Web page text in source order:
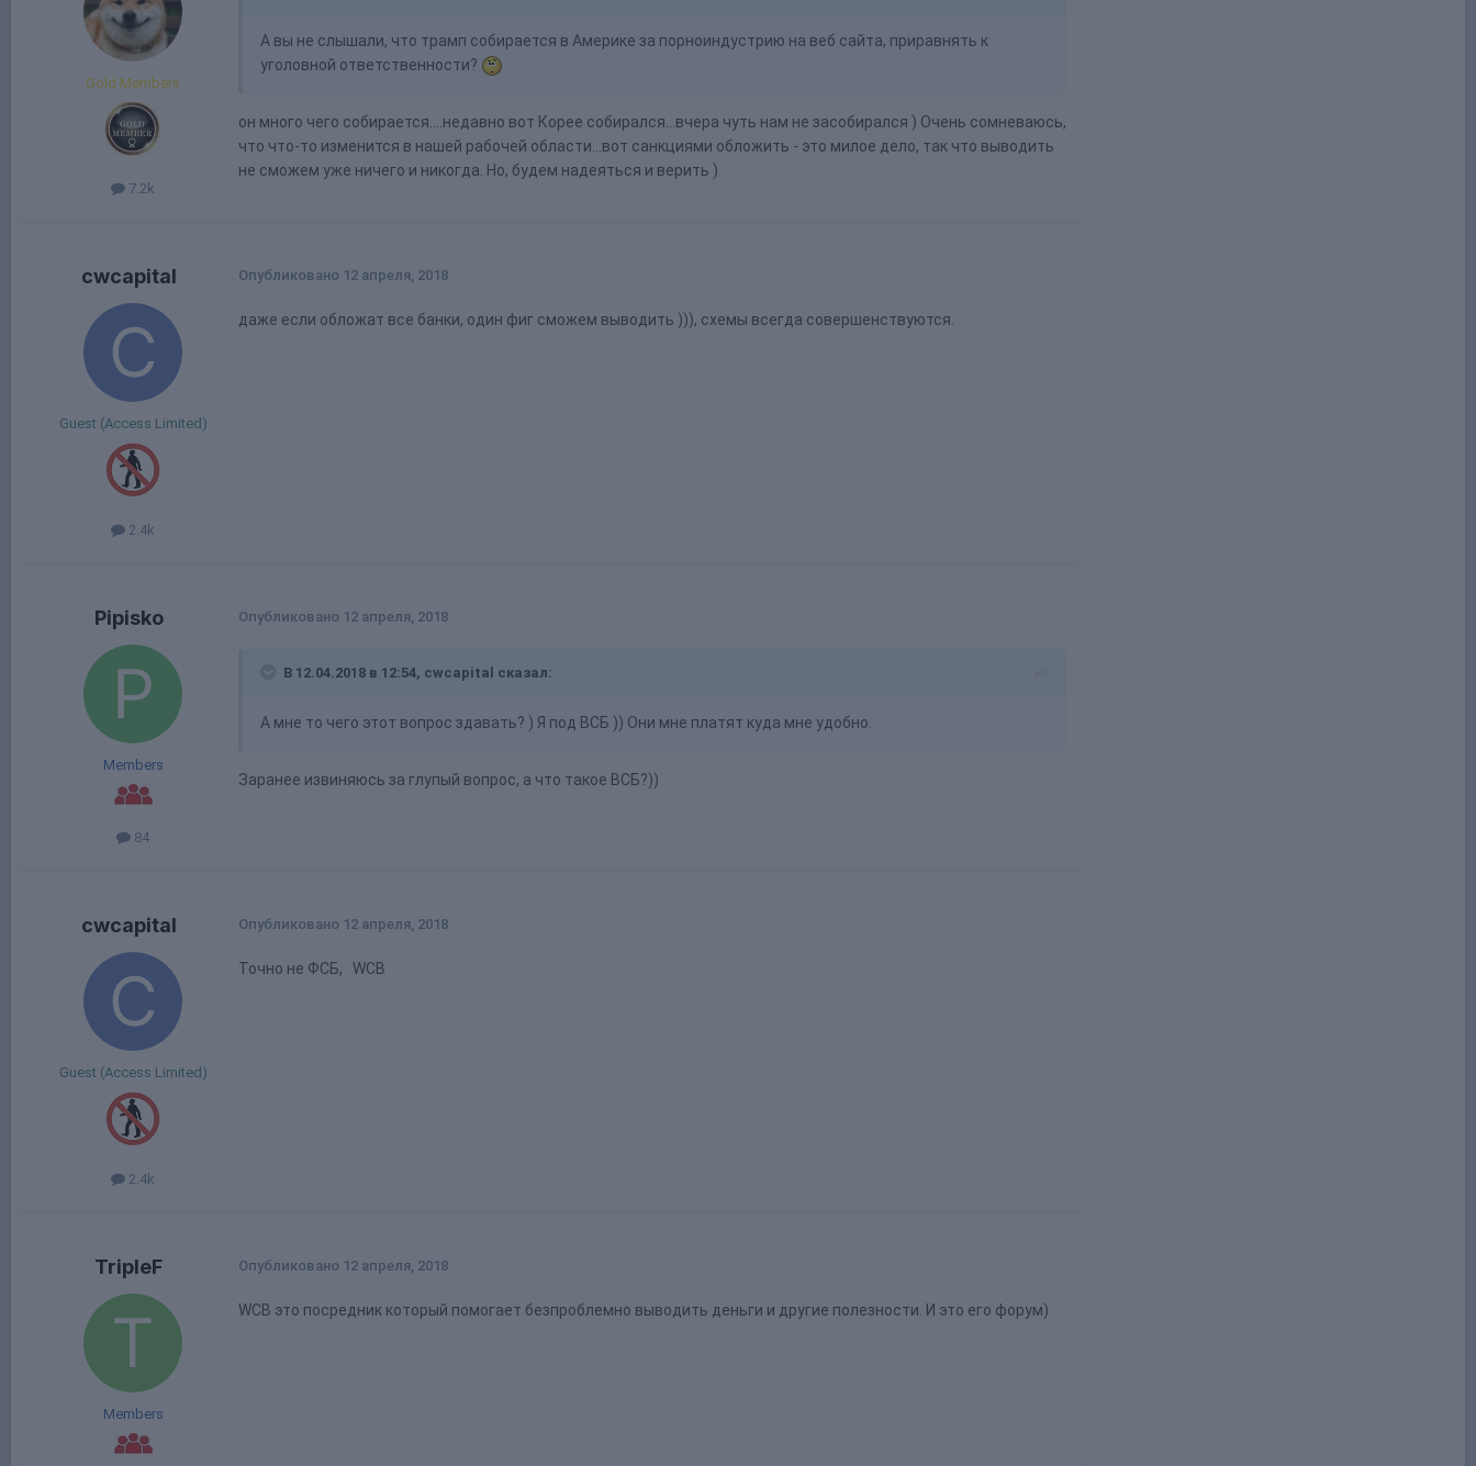
Gold Members
7.2k
А вы не слышали, что трамп собирается в Америке за порноиндустрию на веб сайта, приравнять к
уголовной ответственности?
он много чего собирается....недавно вот Корее собирался...вчера чуть нам не засобирался ) Очень сомневаюсь,
что что-то изменится в нашей рабочей области...вот санкциями обложить - это милое дело, так что выводить
не сможем уже ничего и никогда. Но, будем надеяться и верить )
cwcapital
Guest (Access Limited)
2.4k
Опубликовано 12 апреля, 2018
даже если обложат все банки, один фиг сможем выводить ))), схемы всегда совершенствуются.
Pipisko
Members
84
Опубликовано 12 апреля, 2018
В 12.04.2018 в 12:54, cwcapital сказал:
А мне то чего этот вопрос здавать? ) Я под ВСБ )) Они мне платят куда мне удобно.
Заранее извиняюсь за глупый вопрос, а что такое ВСБ?))
cwcapital
Guest (Access Limited)
2.4k
Опубликовано 12 апреля, 2018
Точно не ФСБ, WCB
TripleF
Members
Опубликовано 12 апреля, 2018
WCB это посредник который помогает безпроблемно выводить деньги и другие полезности. И это его форум)